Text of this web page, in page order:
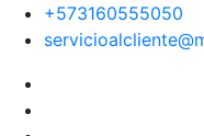
+573160555050